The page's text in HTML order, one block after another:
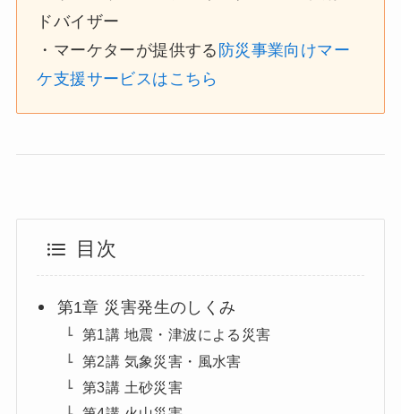
ドバイザー
・マーケターが提供する 防災事業向けマー
ケ支援サービスはこちら
目次
第1章 災害発生のしくみ
第1講 地震・津波による災害
第2講 気象災害・風水害
第3講 土砂災害